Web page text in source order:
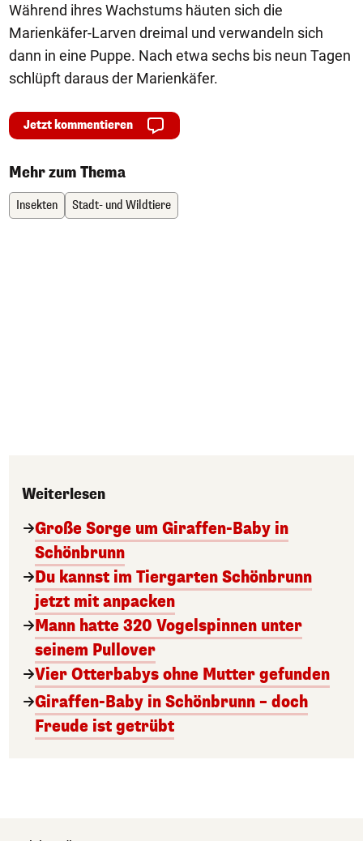
Während ihres Wachstums häuten sich die
Marienkäfer-Larven dreimal und verwandeln sich
dann in eine Puppe. Nach etwa sechs bis neun Tagen
schlüpft daraus der Marienkäfer.
Jetzt kommentieren
Mehr zum Thema
Insekten Stadt- und Wildtiere
Weiterlesen
Große Sorge um Giraffen-Baby in
Schönbrunn
Du kannst im Tiergarten Schönbrunn
jetzt mit anpacken
Mann hatte 320 Vogelspinnen unter
seinem Pullover
Vier Otterbabys ohne Mutter gefunden
Giraffen-Baby in Schönbrunn – doch
Freude ist getrübt